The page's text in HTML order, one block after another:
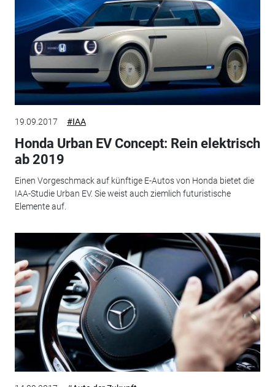
19.09.2017 #IAA
Honda Urban EV Concept: Rein elektrisch
ab 2019
Einen Vorgeschmack auf künftige E-Autos von Honda bietet die
IAA-Studie Urban EV. Sie weist auch ziemlich futuristische
Elemente auf.